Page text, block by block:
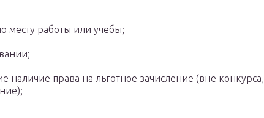
месту работы или учебы;
наличие права на льготное зачисление (вне конкурса,